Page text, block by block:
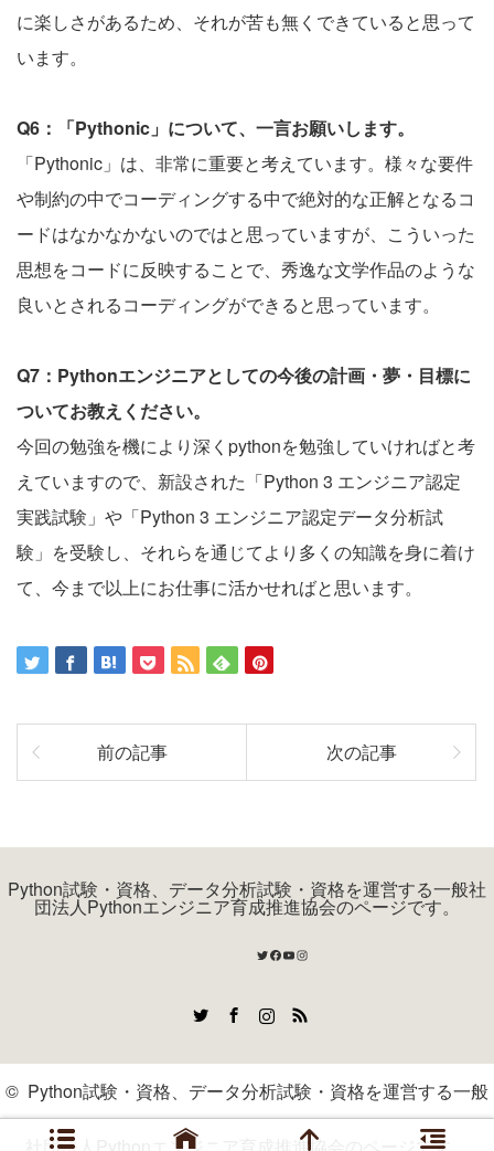
に楽しさがあるため、それが苦も無くできていると思って
います。
Q6：「Pythonic」について、一言お願いします。
「Pythonic」は、非常に重要と考えています。様々な要件
や制約の中でコーディングする中で絶対的な正解となるコ
ードはなかなかないのではと思っていますが、こういった
思想をコードに反映することで、秀逸な文学作品のような
良いとされるコーディングができると思っています。
Q7：Pythonエンジニアとしての今後の計画・夢・目標に
ついてお教えください。
今回の勉強を機により深くpythonを勉強していければと考
えていますので、新設された「Python 3 エンジニア認定
実践試験」や「Python 3 エンジニア認定データ分析試
験」を受験し、それらを通じてより多くの知識を身に着け
て、今まで以上にお仕事に活かせればと思います。
前の記事 次の記事
Python試験・資格、データ分析試験・資格を運営する一般社
団法人Pythonエンジニア育成推進協会のページです。
Twitter
Facebook
YouTube
Instagram
RSS
© Python試験・資格、データ分析試験・資格を運営する一般
社団法人Pythonエンジニア育成推進協会のページです。